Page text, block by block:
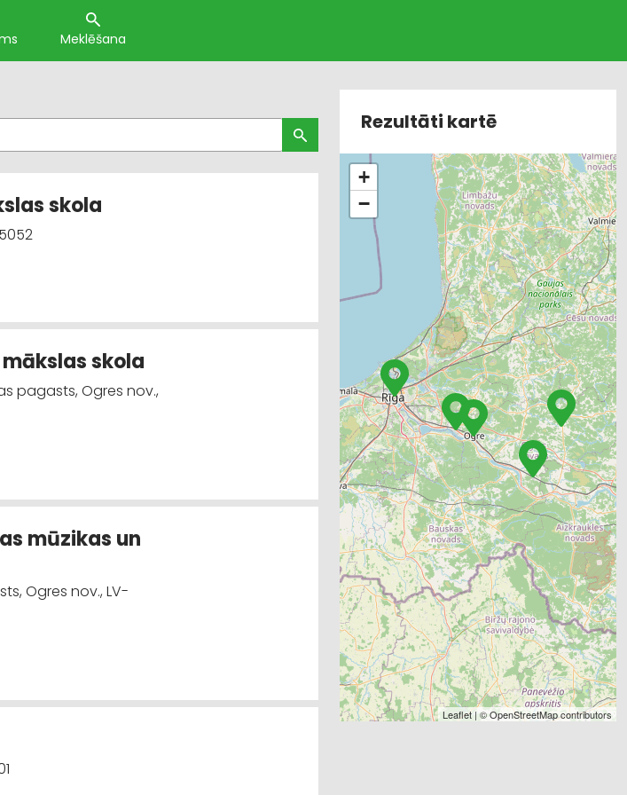
Meklēšana
skola
skola
pagasts, Ogres nov.,
mūzikas un
Ogres nov., LV-
Rezultāti kartē
+
−
Leaflet | ©OpenStreetMapcontributors